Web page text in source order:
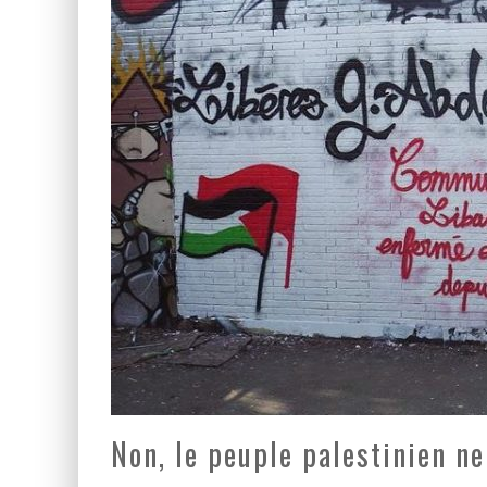
LA GUERRE SIONISTE,
LA BANALITÉ DU MAL
Non, le peuple palestinien